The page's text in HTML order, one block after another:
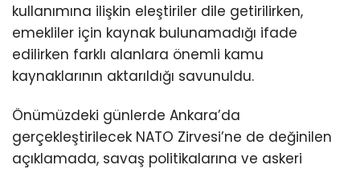
kullanımına ilişkin eleştiriler dile getirilirken,
emekliler için kaynak bulunamadığı ifade
edilirken farklı alanlara önemli kamu
kaynaklarının aktarıldığı savunuldu.
Önümüzdeki günlerde Ankara’da
gerçekleştirilecek NATO Zirvesi’ne de değinilen
açıklamada, savaş politikalarına ve askeri